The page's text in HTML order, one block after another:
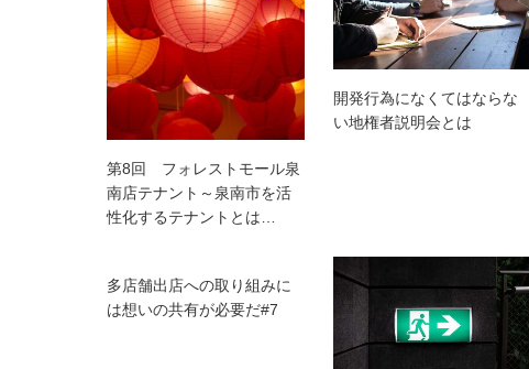
第8回 フォレストモール泉
南店テナント～泉南市を活
性化するテナントとは…
開発行為になくてはならな
い地権者説明会とは
多店舗出店への取り組みに
は想いの共有が必要だ#7